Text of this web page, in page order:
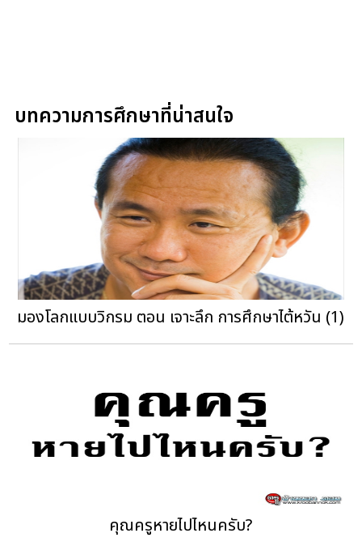
บทความการศึกษาที่น่าสนใจ
มองโลกแบบวิกรม ตอน เจาะลึก การศึกษาไต้หวัน (1)
คุณครูหายไปไหนครับ?